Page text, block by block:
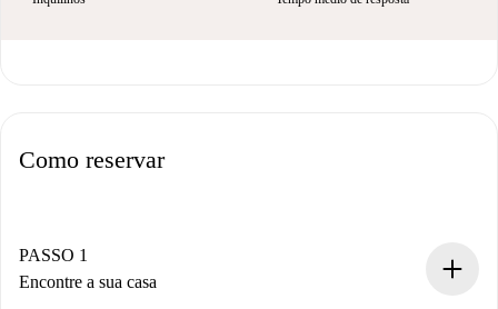
Como reservar
PASSO 1
Encontre a sua casa